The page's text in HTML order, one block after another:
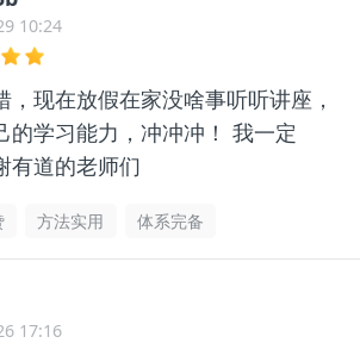
10:24
，现在放假在家没啥事听听讲座，
的学习能力，冲冲冲！ 我一定
有道的老师们
方法实用 体系完备
17:16